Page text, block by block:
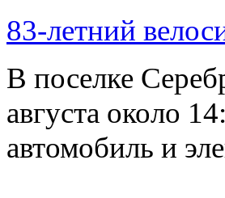
83-летний
В поселке
августа около
автомобиль и